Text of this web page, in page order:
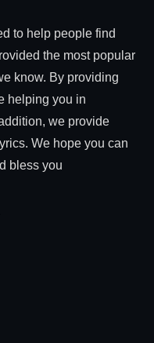
to help people find
the most popular
know. By providing
helping you in
we provide
We hope you can
bless you